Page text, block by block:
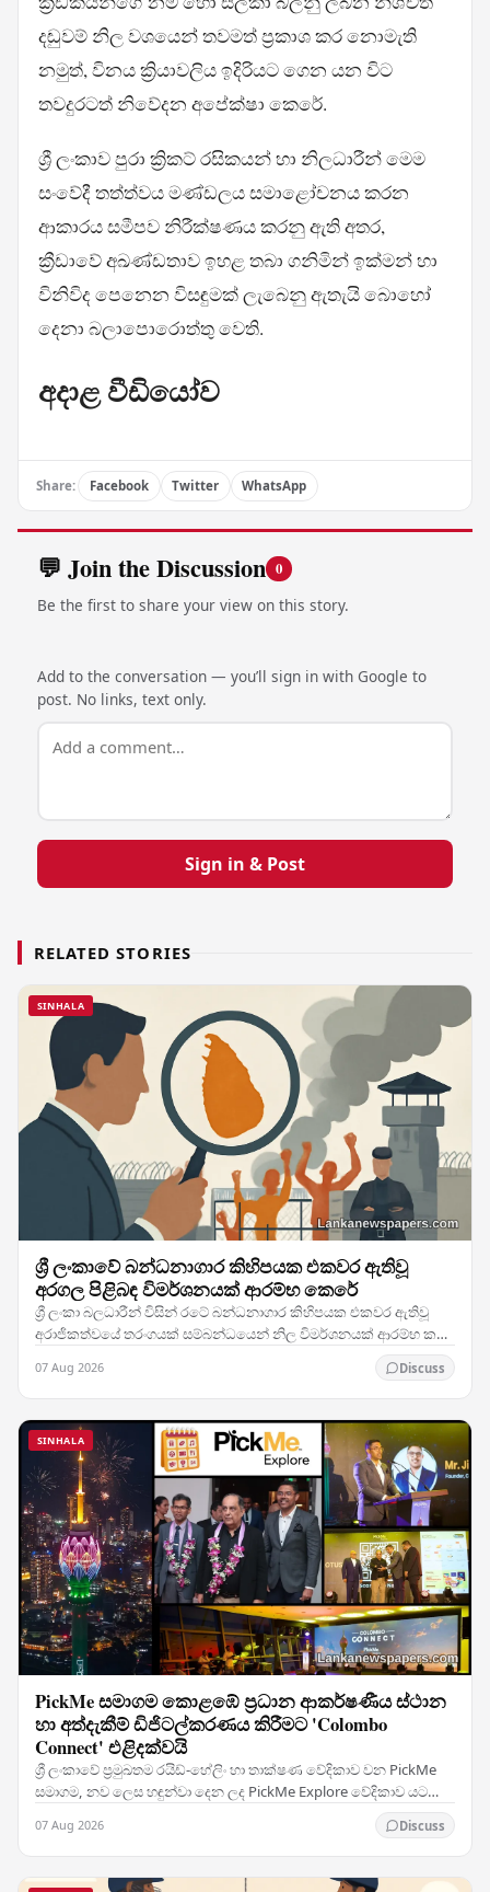
දඬුවම් නිල වශයෙන් තවමත් ප්‍රකාශ කර නොමැති
නමුත්, විනය ක්‍රියාවලිය ඉදිරියට ගෙන යන විට
තවදුරටත් නිවේදන අපේක්ෂා කෙරේ.
ශ්‍රී ලංකාව පුරා ක්‍රිකට් රසිකයන් හා නිලධාරීන් මෙම
සංවේදී තත්ත්වය මණ්ඩලය සමාළෝචනය කරන
ආකාරය සමීපව නිරීක්ෂණය කරනු ඇති අතර,
ක්‍රීඩාවේ අඛණ්ඩතාව ඉහළ තබා ගනිමින් ඉක්මන් හා
විනිවිද පෙනෙන විසඳුමක් ලැබෙනු ඇතැයි බොහෝ
දෙනා බලාපොරොත්තු වෙති.
අදාළ වීඩියෝව
Share: Facebook Twitter WhatsApp
💬 Join the Discussion 0
Be the first to share your view on this story.
Add to the conversation — you’ll sign in with Google to
post. No links, text only.
Sign in & Post
RELATED STORIES
SINHALA
ශ්‍රී ලංකාවේ බන්ධනාගාර කිහිපයක එකවර ඇතිවූ
අරගල පිළිබඳ විමර්ශනයක් ආරම්භ කෙරේ
ශ්‍රී ලංකා බලධාරීන් විසින් රටේ බන්ධනාගාර කිහිපයක එකවර ඇතිවූ
අරාජිකත්වයේ තරංගයක් සම්බන්ධයෙන් නිල විමර්ශනයක් ආරම්භ කර
07 Aug 2026 Discuss
SINHALA
PickMe සමාගම කොළඹේ ප්‍රධාන ආකර්ෂණීය ස්ථාන
හා අත්දැකීම් ඩිජිටල්කරණය කිරීමට 'Colombo
Connect' එළිදක්වයි
ශ්‍රී ලංකාවේ ප්‍රමුඛතම රයිඩ්-හේලිං හා තාක්ෂණ වේදිකාව වන PickMe
සමාගම, නව ලෙස හඳුන්වා දෙන ලද PickMe Explore වේදිකාව යටතේ
07 Aug 2026 Discuss